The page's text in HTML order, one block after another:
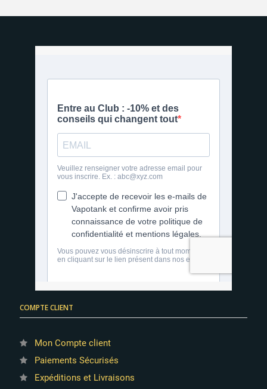
COMPTE CLIENT
Mon Compte client
Paiements Sécurisés
Expéditions et Livraisons